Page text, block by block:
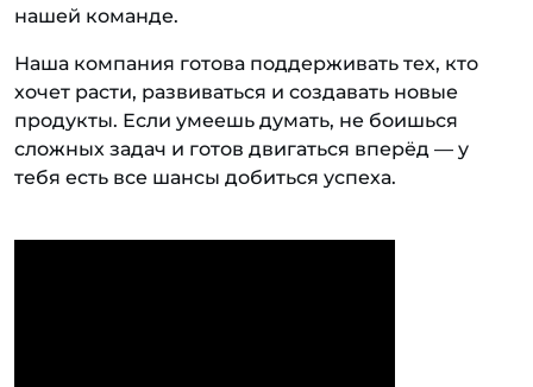
нашей команде.
Наша компания готова поддерживать тех, кто
хочет расти, развиваться и создавать новые
продукты. Если умеешь думать, не боишься
сложных задач и готов двигаться вперёд — у
тебя есть все шансы добиться успеха.